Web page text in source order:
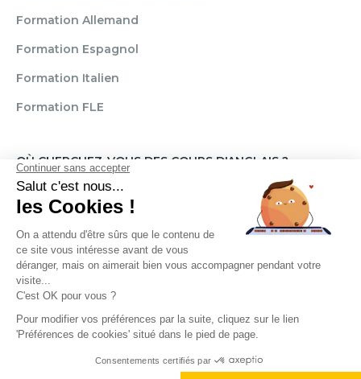
A1, B2, C1... Vous en êtes où ?
Je fais le test
Formation Allemand
Formation Espagnol
Formation Italien
Formation FLE
OÙ CHERCHEZ-VOUS DES COURS D'ANGLAIS ?
ParisMarseilleLille Grenoble
Angers
NarbonneRouenAix-en-Provence Montpellier
Lyon
ToulouseNiceRennesNantesBrignais
Brest
Règlement Mentions légales CGU / CGV
Transparence Témoignages
Droits d'auteur © 2025. Cercle des langues. Tous droits réservés.